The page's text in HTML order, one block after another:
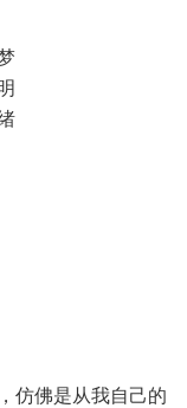
，仿佛是从我自己的